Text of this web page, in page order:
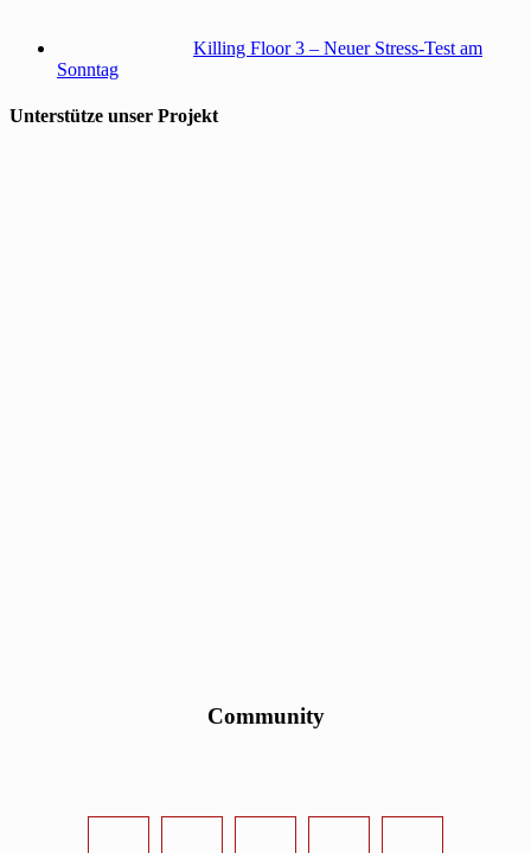
Killing Floor 3 – Neuer Stress-Test am
Sonntag
Unterstütze unser Projekt
Community